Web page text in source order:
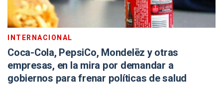
INTERNACIONAL
Coca-Cola, PepsiCo, Mondelēz y otras
empresas, en la mira por demandar a
gobiernos para frenar políticas de salud